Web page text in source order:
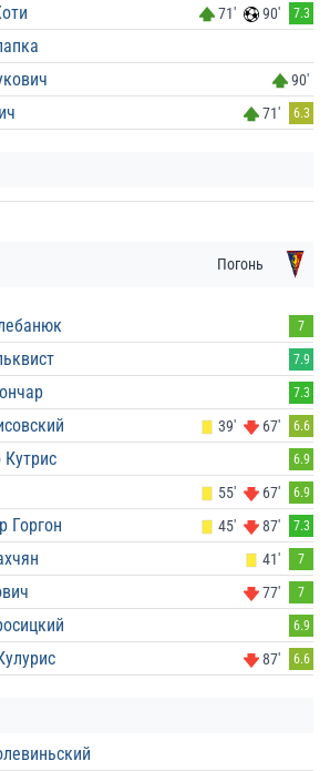
71' 90' 7.3
90'
71' 6.3
Погонь
7
7.9
7.3
39' 67' 6.6
6.9
55' 67' 6.9
Горгон 45' 87' 7.3
41' 7
77' 7
6.9
87' 6.6